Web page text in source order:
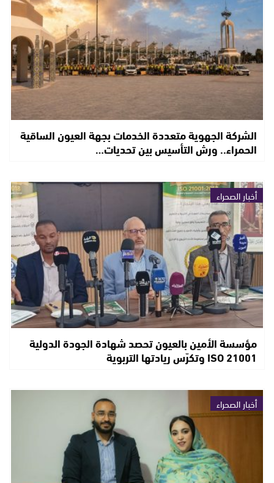
الشركة الجهوية متعددة الخدمات بجهة العيون الساقية
الحمراء.. ورش التأسيس بين تحديات…
أخبار الصحراء
مؤسسة الأمين بالعيون تحصد شهادة الجودة الدولية
ISO 21001 وتكرّس ريادتها التربوية
أخبار الصحراء